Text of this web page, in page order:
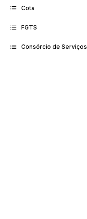
Cota
FGTS
Consórcio de Serviços